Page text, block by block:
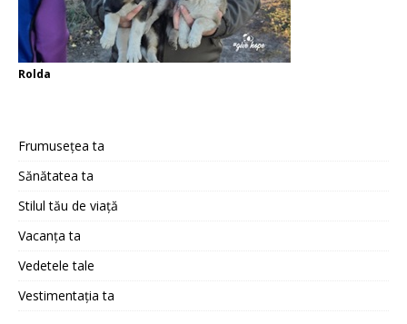
Rolda
Frumusețea ta
Sănătatea ta
Stilul tău de viață
Vacanța ta
Vedetele tale
Vestimentația ta